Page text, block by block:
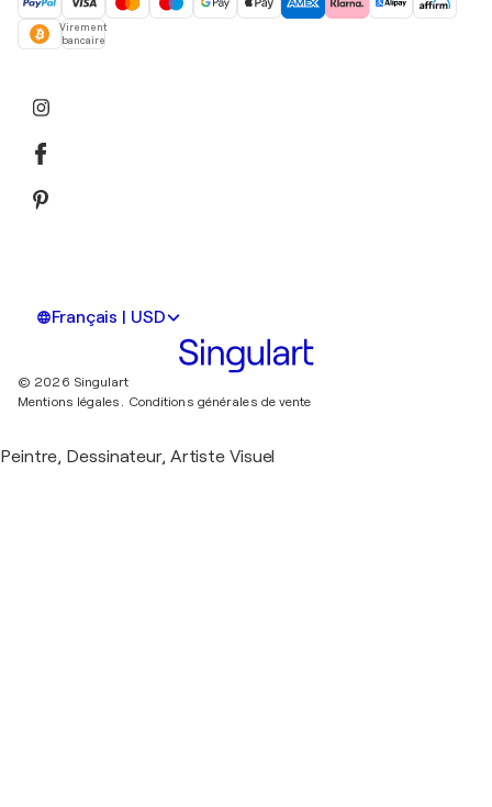
Virement
bancaire
Français | USD
© 2026 Singulart
Mentions légales.
Conditions générales de vente
Peintre, Dessinateur, Artiste Visuel